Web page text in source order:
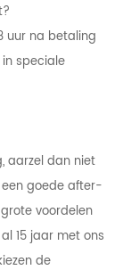
uur na betaling
speciale
aarzel dan niet
goede after-
voordelen
15 jaar met ons
de